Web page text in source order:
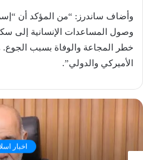
وأضاف ساندرز: “من المؤكد أن
وصول المساعدات الإنسانية إلى
خطر المجاعة والوفاة بسبب الجوع.
الأميركي والدولي”.
اخبار